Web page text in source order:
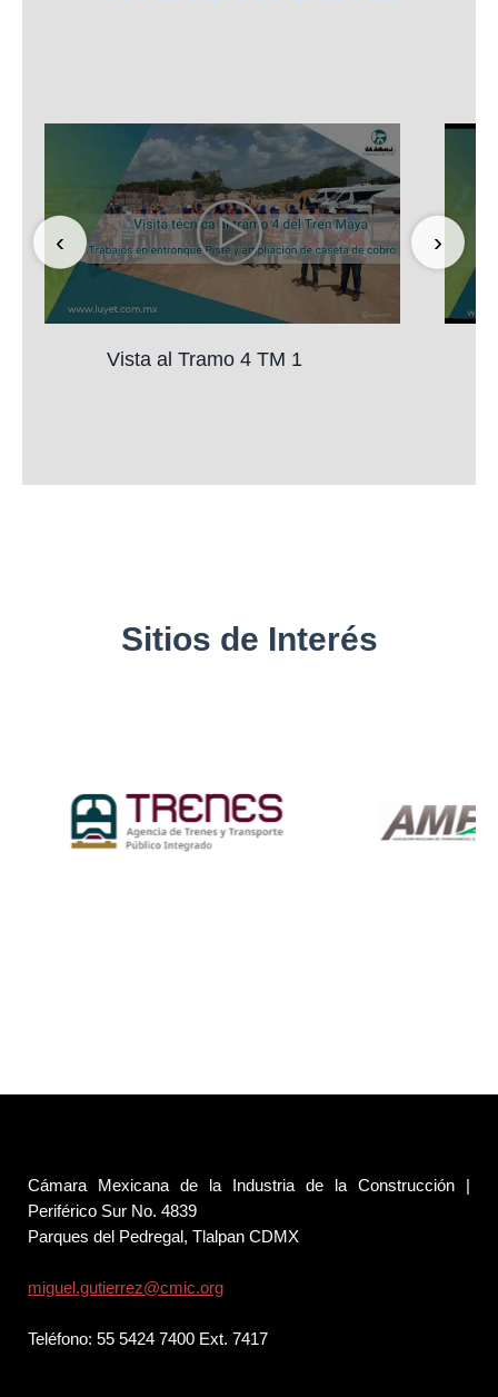
‹
Vista al Tramo 4 TM 1
›
Sitios de Interés
Cámara Mexicana de la Industria de la Construcción |
Periférico Sur No. 4839
Parques del Pedregal, Tlalpan CDMX
miguel.gutierrez@cmic.org
Teléfono: 55 5424 7400 Ext. 7417